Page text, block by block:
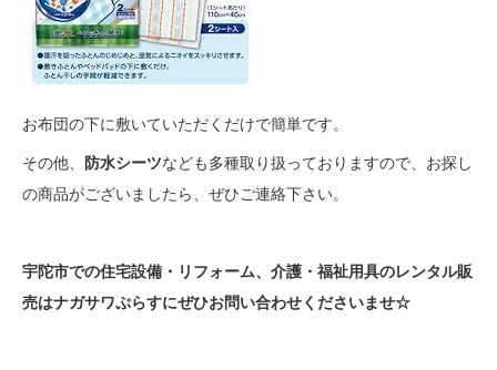
お布団の下に敷いていただくだけで簡単です。
その他、 防水シーツなども多種取り扱っておりますので、お探し
の商品がございましたら、ぜひご連絡下さい。
宇陀市での住宅設備・リフォーム、介護・福祉用具のレンタル販
売はナガサワぷらすにぜひお問い合わせくださいませ☆